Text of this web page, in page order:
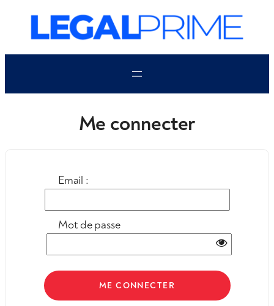
contenu
Me connecter
Email :
Mot de passe